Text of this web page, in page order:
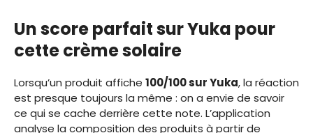
Un score parfait sur Yuka pour
cette crème solaire
Lorsqu’un produit affiche 100/100 sur Yuka, la réaction
est presque toujours la même : on a envie de savoir
ce qui se cache derrière cette note. L’application
analyse la composition des produits à partir de